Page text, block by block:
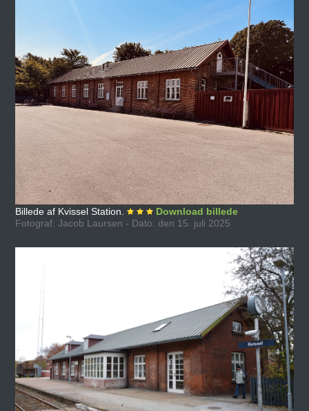
Billede af Kvissel Station.
Download billede
Fotograf: Jacob Laursen - Dato: den 15. juli 2025